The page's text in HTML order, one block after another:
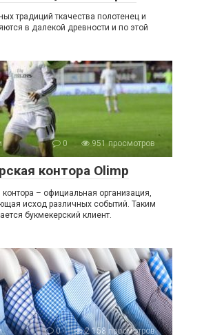
традиций ткачества полотенец и
в далекой древности и по этой
0 951 просмотров
контора Olimp
контора – официальная организация,
исход различных событий. Таким
букмекерский клиент.
0 2 158 просмотров